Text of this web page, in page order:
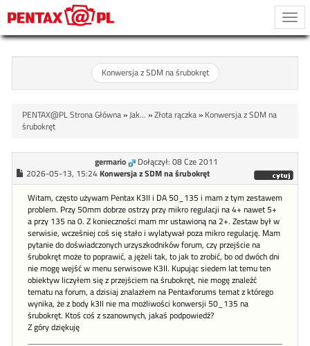
Konwersja z SDM na śrubokręt
PENTAX@PL Strona Główna»Jak... »Złota rączka» Konwersja z SDM na
śrubokręt
germario
Dołączył: 08 Cze 2011
2026-05-13, 15:24 Konwersja z SDM na śrubokręt
Witam, często używam Pentax K3II i DA 50_135 i mam z tym zestawem
problem. Przy 50mm dobrze ostrzy przy mikro regulacji na 4+ nawet 5+
a przy 135 na 0. Z konieczności mam mr ustawioną na 2+. Zestaw był w
serwisie, wcześniej coś się stało i wylatywał poza mikro regulację. Mam
pytanie do doświadczonych urzyszkodników forum, czy przejście na
śrubokręt może to poprawić, a jężeli tak, to jak to zrobić, bo od dwóch dni
nie mogę wejść w menu serwisowe K3II. Kupując siedem lat temu ten
obiektyw liczyłem się z przejściem na śrubokręt, nie mogę znaleźć
tematu na forum, a dzisiaj znalazłem na Pentaxforums temat z którego
wynika, że z body k3II nie ma możliwości konwersji 50_135 na
śrubokręt. Ktoś coś z szanownych, jakaś podpowiedź?
Z góry dziękuję